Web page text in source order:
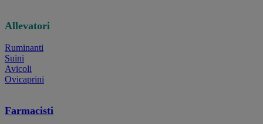
Allevatori
Ruminanti
Suini
Avicoli
Ovicaprini
Farmacisti